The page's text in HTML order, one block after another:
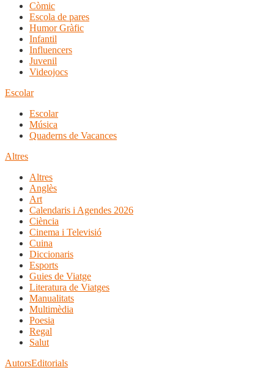
Còmic
Escola de pares
Humor Gràfic
Infantil
Influencers
Juvenil
Videojocs
Escolar
Escolar
Música
Quaderns de Vacances
Altres
Altres
Anglès
Art
Calendaris i Agendes 2026
Ciència
Cinema i Televisió
Cuina
Diccionaris
Esports
Guies de Viatge
Literatura de Viatges
Manualitats
Multimèdia
Poesia
Regal
Salut
AutorsEditorials